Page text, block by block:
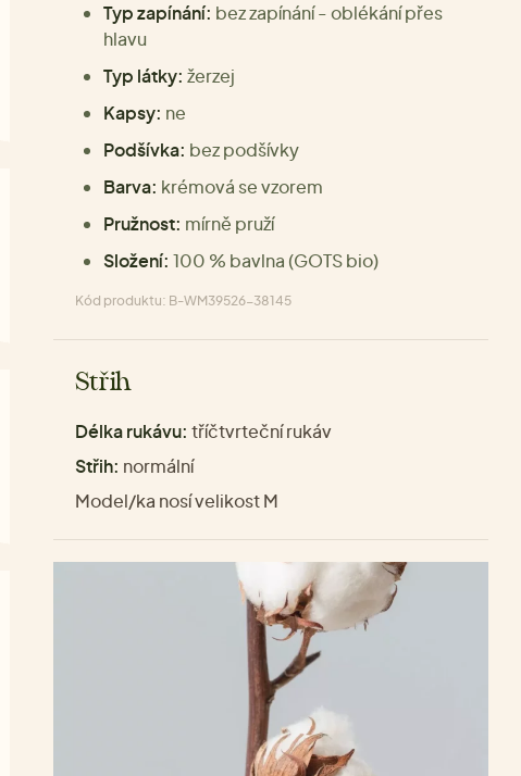
Typ zapínání: bez zapínání - oblékání přes
hlavu
Typ látky: žerzej
Kapsy: ne
Podšívka: bez podšívky
Barva: krémová se vzorem
Pružnost: mírně pruží
Složení: 100 % bavlna (GOTS bio)
Kód produktu: B-WM39526-38145
Střih
Délka rukávu: tříčtvrteční rukáv
Střih: normální
Model/ka nosí velikost M